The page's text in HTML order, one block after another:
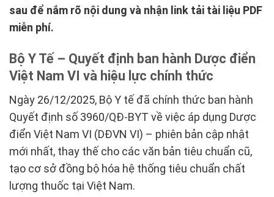
sau để nắm rõ nội dung và nhận link tải tài liệu PDF
miễn phí.
Bộ Y Tế – Quyết định ban hành Dược điển
Việt Nam VI và hiệu lực chính thức
Ngày 26/12/2025, Bộ Y tế đã chính thức ban hành
Quyết định số 3960/QĐ-BYT về việc áp dụng Dược
điển Việt Nam VI (DĐVN VI) – phiên bản cập nhật
mới nhất, thay thế cho các văn bản tiêu chuẩn cũ,
tạo cơ sở đồng bộ hóa hệ thống tiêu chuẩn chất
lượng thuốc tại Việt Nam.